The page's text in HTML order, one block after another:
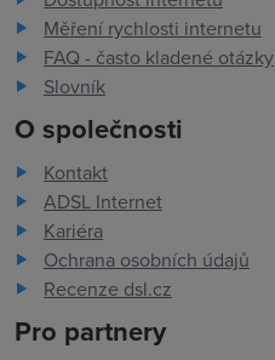
Měření rychlosti internetu
FAQ - často kladené otázky
Slovník
O společnosti
Kontakt
ADSL Internet
Kariéra
Ochrana osobních údajů
Recenze dsl.cz
Pro partnery